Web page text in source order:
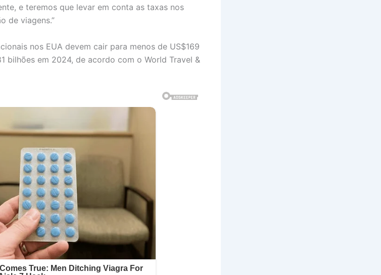
e teremos que levar em conta as taxas nos
de viagens.”
nos EUA devem cair para menos de US$169
bilhões em 2024, de acordo com o World Travel &